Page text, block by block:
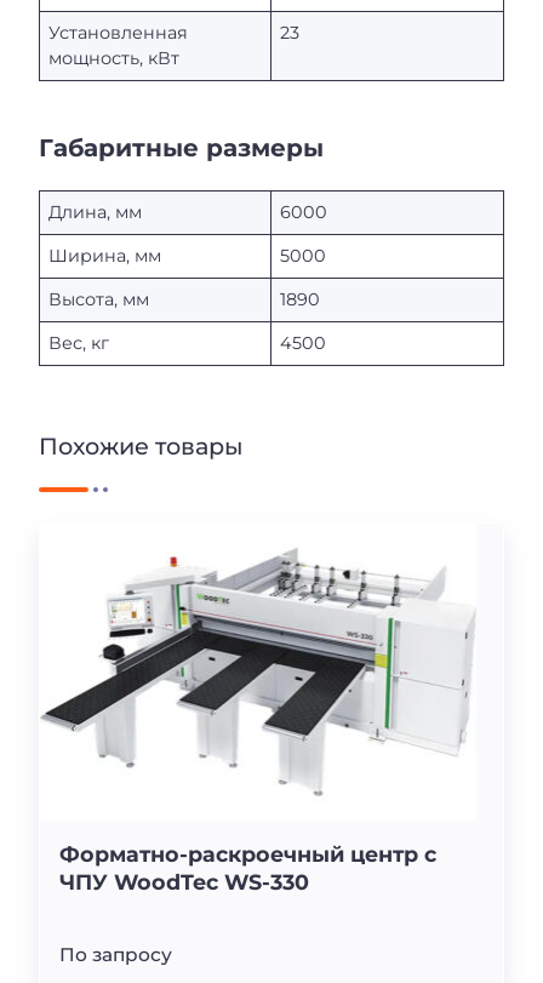
Установленная
мощность, кВт
23
Габаритные размеры
Длина, мм
6000
Ширина, мм
5000
Высота, мм
1890
Вес, кг
4500
Похожие товары
Форматно-раскроечный центр с
ЧПУ WoodTec WS-330
По запросу